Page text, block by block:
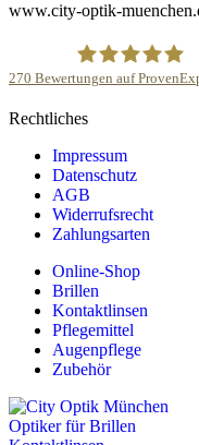
www.city-optik-
City Optik
270 Bewertungen auf
Rechtliches
Impressum
Datenschutz
AGB
Widerrufsrecht
Zahlungsarten
Online-Shop
Brillen
Kontaktlinsen
Pflegemittel
Augenpflege
Zubehör